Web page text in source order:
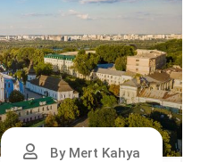
By Mert Kahya